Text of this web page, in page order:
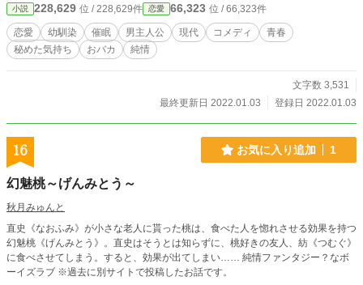
小説 228,629 位 / 228,629件 恋愛 66,323 位 / 66,323件
恋愛 幼馴染 催眠 男主人公 現代 コメディ
青春
秘めた気持ち
おバカ 純情
文字数 3,531
最終更新日 2022.01.03
登録日 2022.01.03
16 お気に入り追加 1
幻魅桃～げんみとう～
秋月みゅんと
直史《なおふみ》が小さな老人に貰った桃は、食べた人を惚れさせる効果を持つ
幻魅桃《げんみとう》。直史はそうとは知らずに、桃好きの友人、紡《つむぐ》
に食べさせてしまう。すると、効果が出てしまい…… 純情ファンタジー？なボ
ーイズラブ ※過去に別サイトで投稿したお話です。